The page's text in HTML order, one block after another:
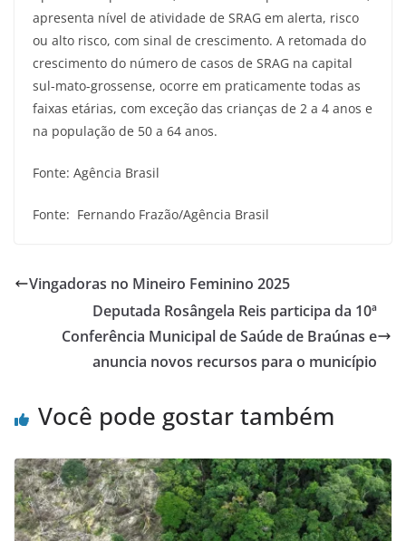
apresenta nível de atividade de SRAG em alerta, risco
ou alto risco, com sinal de crescimento. A retomada do
crescimento do número de casos de SRAG na capital
sul-mato-grossense, ocorre em praticamente todas as
faixas etárias, com exceção das crianças de 2 a 4 anos e
na população de 50 a 64 anos.
Fonte: Agência Brasil
Fonte: Fernando Frazão/Agência Brasil
Vingadoras no Mineiro Feminino 2025
Deputada Rosângela Reis participa da 10ª
Conferência Municipal de Saúde de Braúnas e
anuncia novos recursos para o município
Você pode gostar também